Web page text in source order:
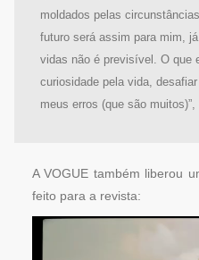
moldados pelas
futuro será assim para mim,
vidas não é previsível. O que
curiosidade pela vida,
meus erros (que são muitos)”,
A VOGUE também liberou
feito para a revista: